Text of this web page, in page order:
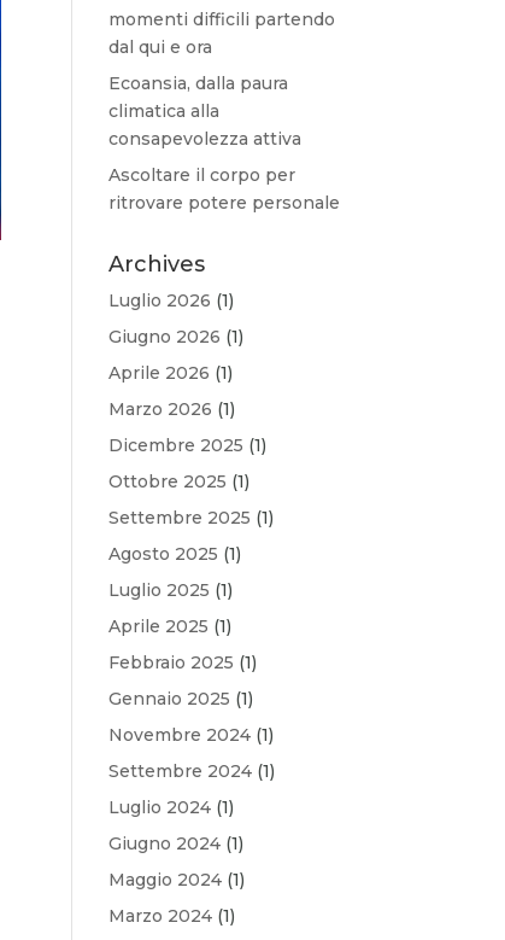
momenti difficili partendo
dal qui e ora
Ecoansia, dalla paura
climatica alla
consapevolezza attiva
Ascoltare il corpo per
ritrovare potere personale
Archives
Luglio 2026 (1)
Giugno 2026 (1)
Aprile 2026 (1)
Marzo 2026 (1)
Dicembre 2025 (1)
Ottobre 2025 (1)
Settembre 2025 (1)
Agosto 2025 (1)
Luglio 2025 (1)
Aprile 2025 (1)
Febbraio 2025 (1)
Gennaio 2025 (1)
Novembre 2024 (1)
Settembre 2024 (1)
Luglio 2024 (1)
Giugno 2024 (1)
Maggio 2024 (1)
Marzo 2024 (1)